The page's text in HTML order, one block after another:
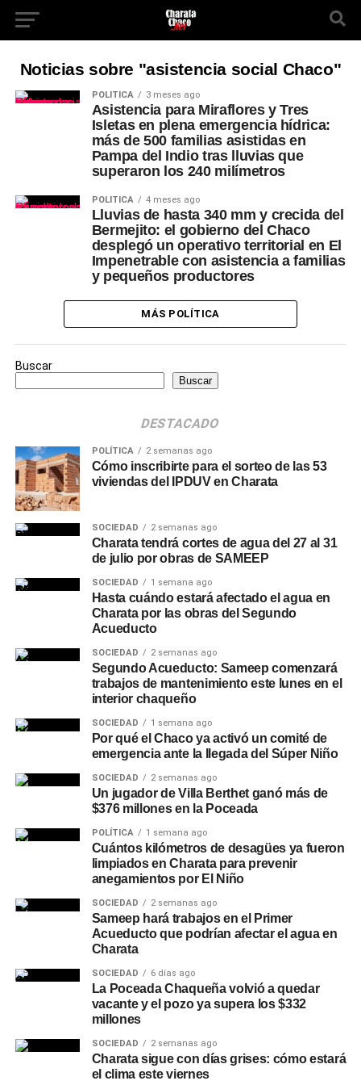
Noticias sobre "asistencia social Chaco"
POLÍTICA 3 meses ago
Asistencia para Miraflores y Tres
Isletas en plena emergencia hídrica:
más de 500 familias asistidas en
Pampa del Indio tras lluvias que
superaron los 240 milímetros
POLÍTICA 4 meses ago
Lluvias de hasta 340 mm y crecida del
Bermejito: el gobierno del Chaco
desplegó un operativo territorial en El
Impenetrable con asistencia a familias
y pequeños productores
MÁS POLÍTICA
Buscar
Buscar
DESTACADO
POLÍTICA 2 semanas ago
Cómo inscribirte para el sorteo de las 53
viviendas del IPDUV en Charata
SOCIEDAD 2 semanas ago
Charata tendrá cortes de agua del 27 al 31
de julio por obras de SAMEEP
SOCIEDAD 1 semana ago
Hasta cuándo estará afectado el agua en
Charata por las obras del Segundo
Acueducto
SOCIEDAD 2 semanas ago
Segundo Acueducto: Sameep comenzará
trabajos de mantenimiento este lunes en el
interior chaqueño
SOCIEDAD 1 semana ago
Por qué el Chaco ya activó un comité de
emergencia ante la llegada del Súper Niño
SOCIEDAD 2 semanas ago
Un jugador de Villa Berthet ganó más de
$376 millones en la Poceada
POLÍTICA 1 semana ago
Cuántos kilómetros de desagües ya fueron
limpiados en Charata para prevenir
anegamientos por El Niño
SOCIEDAD 2 semanas ago
Sameep hará trabajos en el Primer
Acueducto que podrían afectar el agua en
Charata
SOCIEDAD 6 días ago
La Poceada Chaqueña volvió a quedar
vacante y el pozo ya supera los $332
millones
SOCIEDAD 2 semanas ago
Charata sigue con días grises: cómo estará
el clima este viernes